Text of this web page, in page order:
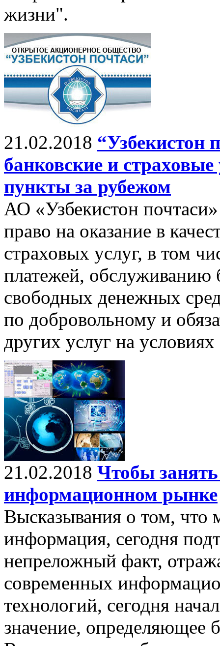
жизни".
21.02.2018 “Узбекистон
банковские и
пункты за рубежом
АО «Узбекистон
право на оказание в
страховых услуг, в том
платежей, обслуживанию
свободных денежных
по добровольному и
других услуг на условиях
21.02.2018 Чтобы
информационном рынке
Высказывания о том, что
информация, сегодня
непреложный факт,
современных
технологий, сегодня
значение, определяющее